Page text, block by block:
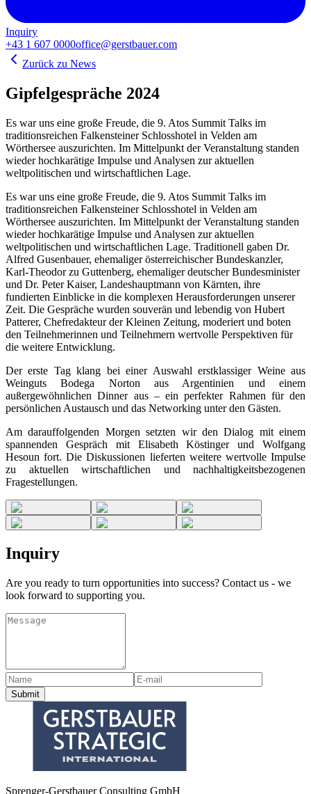
Inquiry
+43 1 607 0000office@gerstbauer.com
Zurück zu News
Gipfelgespräche 2024
Es war uns eine große Freude, die 9. Atos Summit Talks im
traditionsreichen Falkensteiner Schlosshotel in Velden am
Wörthersee auszurichten. Im Mittelpunkt der Veranstaltung standen
wieder hochkarätige Impulse und Analysen zur aktuellen
weltpolitischen und wirtschaftlichen Lage.
Es war uns eine große Freude, die 9. Atos Summit Talks im
traditionsreichen Falkensteiner Schlosshotel in Velden am
Wörthersee auszurichten. Im Mittelpunkt der Veranstaltung standen
wieder hochkarätige Impulse und Analysen zur aktuellen
weltpolitischen und wirtschaftlichen Lage. Traditionell gaben Dr.
Alfred Gusenbauer, ehemaliger österreichischer Bundeskanzler,
Karl-Theodor zu Guttenberg, ehemaliger deutscher Bundesminister
und Dr. Peter Kaiser, Landeshauptmann von Kärnten, ihre
fundierten Einblicke in die komplexen Herausforderungen unserer
Zeit. Die Gespräche wurden souverän und lebendig von Hubert
Patterer, Chefredakteur der Kleinen Zeitung, moderiert und boten
den Teilnehmerinnen und Teilnehmern wertvolle Perspektiven für
die weitere Entwicklung.
Der erste Tag klang bei einer Auswahl erstklassiger Weine aus
Weinguts Bodega Norton aus Argentinien und einem
außergewöhnlichen Dinner aus – ein perfekter Rahmen für den
persönlichen Austausch und das Networking unter den Gästen.
Am darauffolgenden Morgen setzten wir den Dialog mit einem
spannenden Gespräch mit Elisabeth Köstinger und Wolfgang
Hesoun fort. Die Diskussionen lieferten weitere wertvolle Impulse
zu aktuellen wirtschaftlichen und nachhaltigkeitsbezogenen
Fragestellungen.
Inquiry
Are you ready to turn opportunities into success? Contact us - we
look forward to supporting you.
Submit
Sprenger-Gerstbauer Consulting GmbH